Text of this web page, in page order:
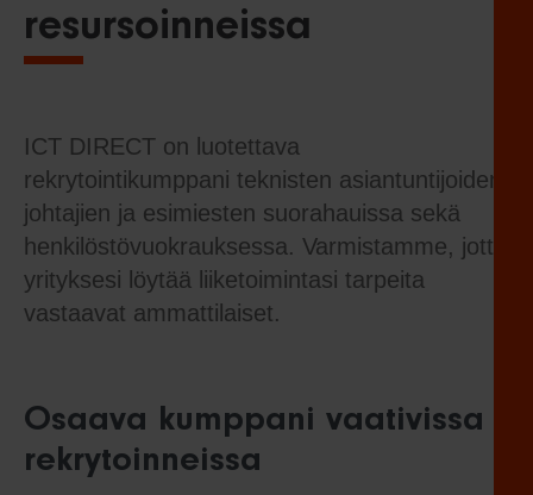
resursoinneissa
ICT DIRECT on luotettava
rekrytointikumppani teknisten asiantuntijoiden,
johtajien ja esimiesten suorahauissa sekä
henkilöstövuokrauksessa. Varmistamme, jotta
yrityksesi löytää liiketoimintasi tarpeita
vastaavat ammattilaiset.
Osaava kumppani vaativissa
rekrytoinneissa